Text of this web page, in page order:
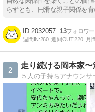
らずとも、円滑な親子関係を
2032057 13
週間IN:260 週間OUT:220 月
2
走り続ける岡本家